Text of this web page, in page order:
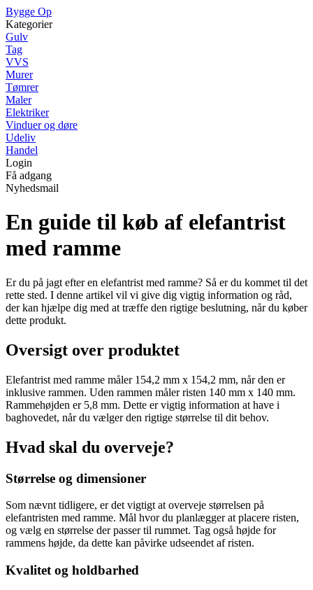
Bygge Op
Kategorier
Gulv
Tag
VVS
Murer
Tømrer
Maler
Elektriker
Vinduer og døre
Udeliv
Handel
Login
Få adgang
Nyhedsmail
En guide til køb af elefantrist
med ramme
Er du på jagt efter en elefantrist med ramme? Så er du kommet til det
rette sted. I denne artikel vil vi give dig vigtig information og råd,
der kan hjælpe dig med at træffe den rigtige beslutning, når du køber
dette produkt.
Oversigt over produktet
Elefantrist med ramme måler 154,2 mm x 154,2 mm, når den er
inklusive rammen. Uden rammen måler risten 140 mm x 140 mm.
Rammehøjden er 5,8 mm. Dette er vigtig information at have i
baghovedet, når du vælger den rigtige størrelse til dit behov.
Hvad skal du overveje?
Størrelse og dimensioner
Som nævnt tidligere, er det vigtigt at overveje størrelsen på
elefantristen med ramme. Mål hvor du planlægger at placere risten,
og vælg en størrelse der passer til rummet. Tag også højde for
rammens højde, da dette kan påvirke udseendet af risten.
Kvalitet og holdbarhed